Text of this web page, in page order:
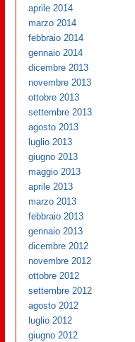
aprile 2014
marzo 2014
febbraio 2014
gennaio 2014
dicembre 2013
novembre 2013
ottobre 2013
settembre 2013
agosto 2013
luglio 2013
giugno 2013
maggio 2013
aprile 2013
marzo 2013
febbraio 2013
gennaio 2013
dicembre 2012
novembre 2012
ottobre 2012
settembre 2012
agosto 2012
luglio 2012
giugno 2012